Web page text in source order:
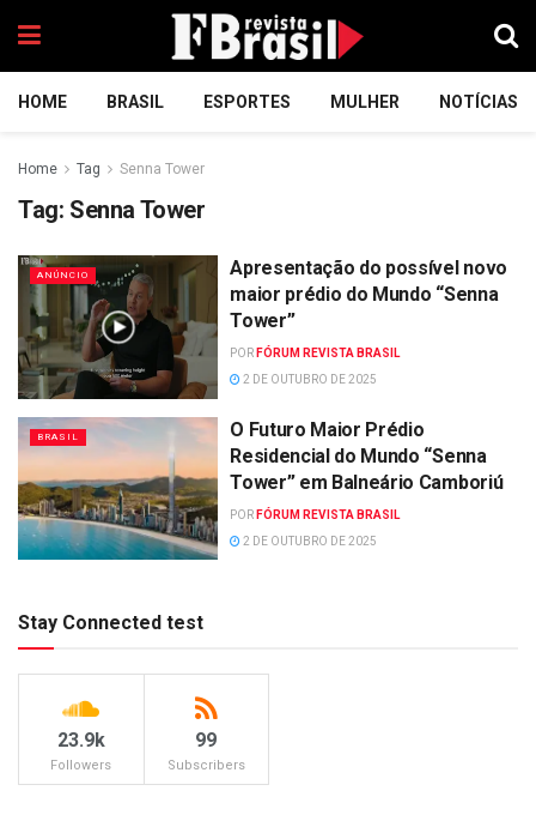
HOME BRASIL ESPORTES MULHER NOTÍCIAS
Home Tag Senna Tower
Tag: Senna Tower
ANÚNCIO
Apresentação do possível novo
maior prédio do Mundo “Senna
Tower”
POR FÓRUM REVISTA BRASIL
2 DE OUTUBRO DE 2025
BRASIL
O Futuro Maior Prédio
Residencial do Mundo “Senna
Tower” em Balneário Camboriú
POR FÓRUM REVISTA BRASIL
2 DE OUTUBRO DE 2025
Stay Connected test
23.9k
Followers
99
Subscribers